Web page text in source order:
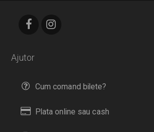
Ajutor
Cum comand bilete?
Plata online sau cash